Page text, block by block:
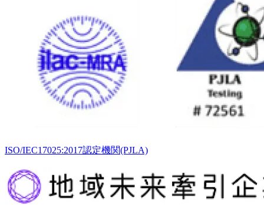
ISO/IEC17025:2017認定機関(PJLA)